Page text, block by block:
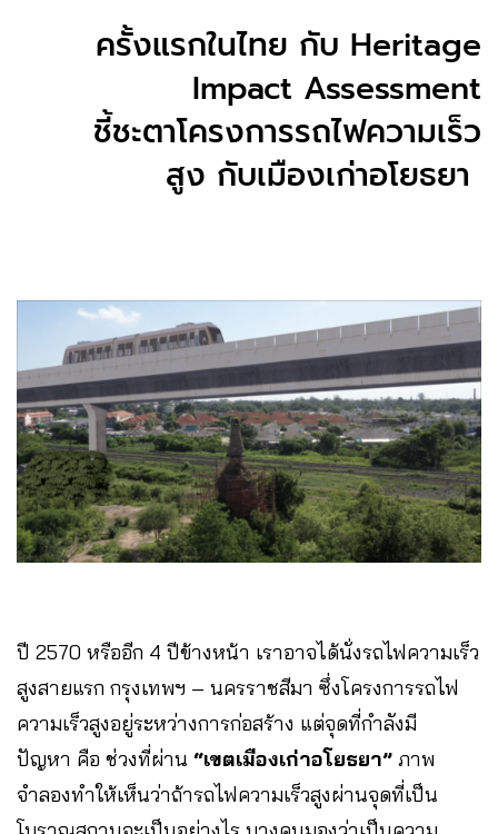
ครั้งแรกในไทย กับ Heritage
Impact Assessment
ชี้ชะตาโครงการรถไฟความเร็ว
สูง กับเมืองเก่าอโยธยา
ปี 2570 หรืออีก 4 ปีข้างหน้า เราอาจได้นั่งรถไฟความเร็ว
สูงสายแรก กรุงเทพฯ – นครราชสีมา ซึ่งโครงการรถไฟ
ความเร็วสูงอยู่ระหว่างการก่อสร้าง แต่จุดที่กำลังมี
ปัญหา คือ ช่วงที่ผ่าน “เขตเมืองเก่าอโยธยา” ภาพ
จำลองทำให้เห็นว่าถ้ารถไฟความเร็วสูงผ่านจุดที่เป็น